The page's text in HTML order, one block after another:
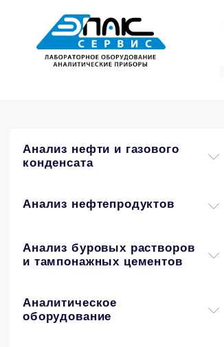
Анализ нефти и газового
конденсата
Анализ нефтепродуктов
Анализ буровых растворов
и тампонажных цементов
Аналитическое
оборудование